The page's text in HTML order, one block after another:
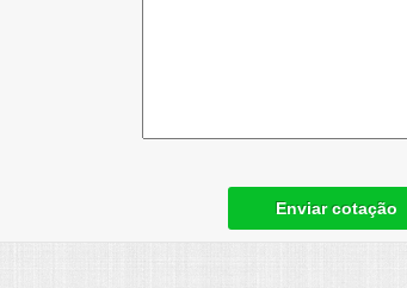
Enviar cotação